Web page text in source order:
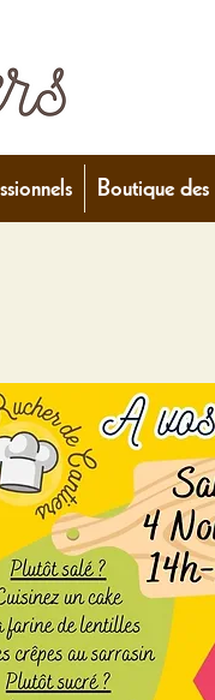
Boutique